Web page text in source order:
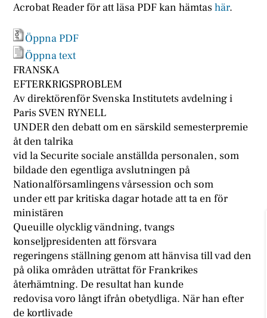
Acrobat Reader för att läsa PDF kan hämtashär.
Öppna PDF
Öppna text
FRANSKA
EFTERKRIGSPROBLEM
Av direktörenför Svenska Institutets avdelning i
Paris SVEN RYNELL
UNDER den debatt om en särskild semesterpremie
åt den talrika
vid la Securite sociale anställda personalen, som
bildade den egentliga avslutningen på
Nationalförsamlingens vårsession och som
under ett par kritiska dagar hotade att ta en för
ministären
Queuille olycklig vändning, tvangs
konseljpresidenten att försvara
regeringens ställning genom att hänvisa till vad den
på olika områden uträttat för Frankrikes
återhämtning. De resultat han kunde
redovisa voro långt ifrån obetydliga. När han efter
de kortlivade